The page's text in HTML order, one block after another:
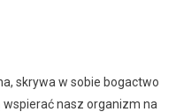
skrywa w sobie bogactwo
nasz organizm na